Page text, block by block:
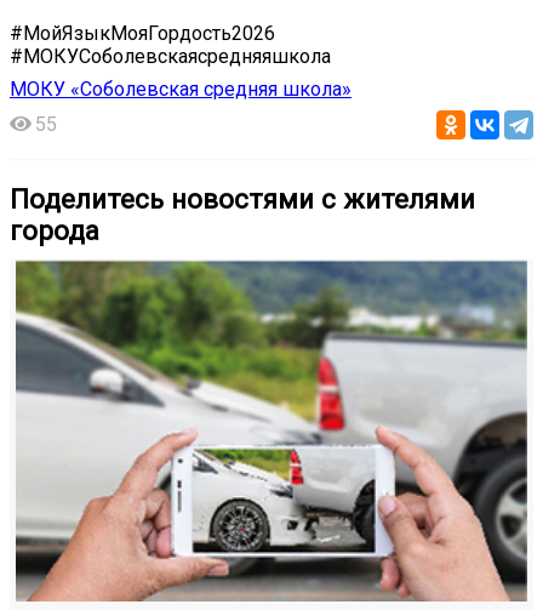
#МойЯзыкМояГордость2026
#МОКУСоболевскаясредняяшкола
МОКУ «Соболевская средняя школа»
55
Поделитесь новостями с жителями
города